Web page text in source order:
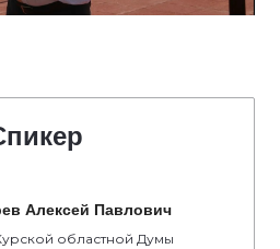
Алексей Павлович
областной Думы